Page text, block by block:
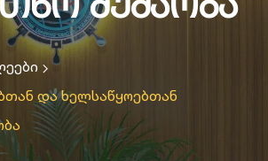
და ხელსაწყოებთან